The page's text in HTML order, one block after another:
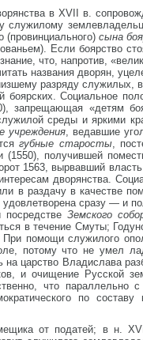
в XVII в.
служилому
сына
Если боярство
что, напротив,
названия дворян,
разряду служилых,
боярских. Социальное
запрещающая «детям
среды и яркими
учреждения, ведавшие
губные старосты,
(1550), получившей
1563, вырвавший власть
дворянства.
в раздачу в качестве
сразу — и
посредствеЗемского
в течение Смуты;
При помощи служилого
потому что не умел
царство Владислава
и очищение Русской
что параллельно
по составу
от податей; в н.